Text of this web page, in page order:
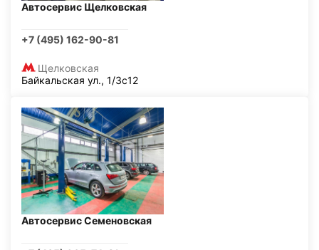
Автосервис Щелковская
+7 (495) 162-90-81
Щелковская
Байкальская ул., 1/3с12
Автосервис Семеновская